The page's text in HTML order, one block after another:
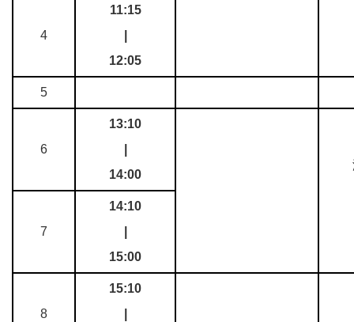
4
11:15
12:05
5
6
13:10
14:00
7
14:10
15:00
8
15:10